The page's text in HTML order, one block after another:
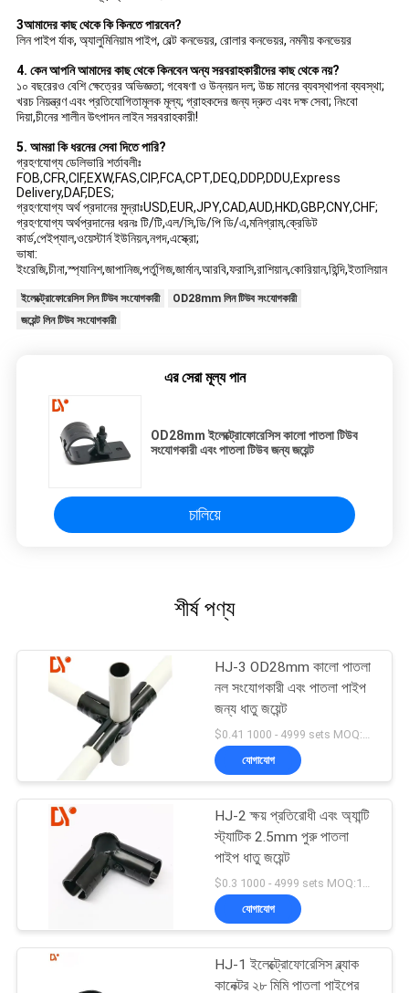
3আমাদের কাছ থেকে কি কিনতে পারবেন?
লিন পাইপ র্যাক, অ্যালুমিনিয়াম পাইপ, বেল্ট কনভেয়র, রোলার কনভেয়র, নমনীয় কনভেয়র
4. কেন আপনি আমাদের কাছ থেকে কিনবেন অন্য সরবরাহকারীদের কাছ থেকে নয়?
১০ বছরেরও বেশি ক্ষেত্রের অভিজ্ঞতা; গবেষণা ও উন্নয়ন দল; উচ্চ মানের ব্যবস্থাপনা ব্যবস্থা;
খরচ নিয়ন্ত্রণ এবং প্রতিযোগিতামূলক মূল্য; গ্রাহকদের জন্য দ্রুত এবং দক্ষ সেবা; নিংবো
দিয়া,চীনের শালীন উৎপাদন লাইন সরবরাহকারী!
5. আমরা কি ধরনের সেবা দিতে পারি?
গ্রহণযোগ্য ডেলিভারি শর্তাবলীঃ
FOB,CFR,CIF,EXW,FAS,CIP,FCA,CPT,DEQ,DDP,DDU,Express
Delivery,DAF,DES;
গ্রহণযোগ্য অর্থ প্রদানের মুদ্রাঃUSD,EUR,JPY,CAD,AUD,HKD,GBP,CNY,CHF;
গ্রহণযোগ্য অর্থপ্রদানের ধরনঃ টি/টি,এল/সি,ডি/পি ডি/এ,মনিগ্রাম,ক্রেডিট
কার্ড,পেইপ্যাল,ওয়েস্টার্ন ইউনিয়ন,নগদ,এস্ক্রো;
ভাষা:
ইংরেজি,চীনা,স্প্যানিশ,জাপানিজ,পর্তুগিজ,জার্মান,আরবি,ফরাসি,রাশিয়ান,কোরিয়ান,হিন্দি,ইতালিয়ান
ইলেক্ট্রোফোরেসিস লিন টিউব সংযোগকারী
OD28mm লিন টিউব সংযোগকারী
জয়েন্ট লিন টিউব সংযোগকারী
এর সেরা মূল্য পান
OD28mm ইলেক্ট্রোফোরেসিস কালো পাতলা টিউব
সংযোগকারী এবং পাতলা টিউব জন্য জয়েন্ট
চালিয়ে
শীর্ষ পণ্য
HJ-3 OD28mm কালো পাতলা
নল সংযোগকারী এবং পাতলা পাইপ
জন্য ধাতু জয়েন্ট
যোগাযোগ
HJ-2 ক্ষয় প্রতিরোধী এবং অ্যান্টি
স্ট্যাটিক 2.5mm পুরু পাতলা
পাইপ ধাতু জয়েন্ট
যোগাযোগ
HJ-1 ইলেক্ট্রোফোরেসিস ব্ল্যাক
কানেক্টর ২৮ মিমি পাতলা পাইপের